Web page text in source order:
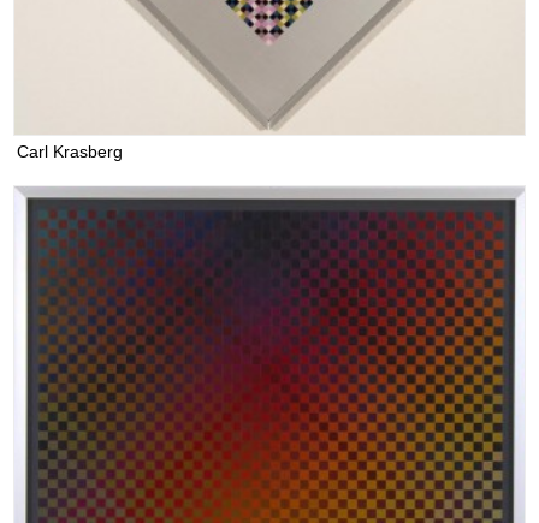
Carl Krasberg